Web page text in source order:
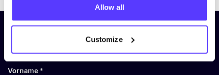
Allow all
Customize
Abonniere unseren Newsletter
und bleibe auf dem Laufenden!
Vorname *